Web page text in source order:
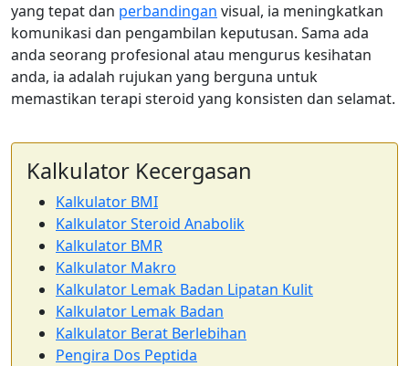
yang tepat dan perbandingan visual, ia meningkatkan
komunikasi dan pengambilan keputusan. Sama ada
anda seorang profesional atau mengurus kesihatan
anda, ia adalah rujukan yang berguna untuk
memastikan terapi steroid yang konsisten dan selamat.
Kalkulator Kecergasan
Kalkulator BMI
Kalkulator Steroid Anabolik
Kalkulator BMR
Kalkulator Makro
Kalkulator Lemak Badan Lipatan Kulit
Kalkulator Lemak Badan
Kalkulator Berat Berlebihan
Pengira Dos Peptida